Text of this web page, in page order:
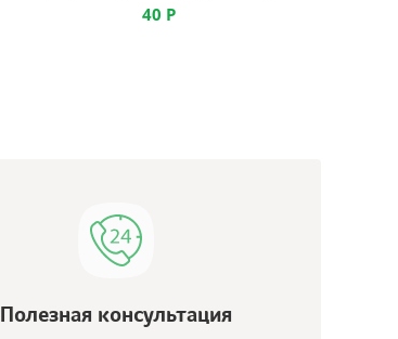
40 Р
Полезная консультация